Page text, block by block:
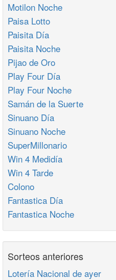
Motilon Noche
Paisa Lotto
Paisita Día
Paisita Noche
Pijao de Oro
Play Four Día
Play Four Noche
Samán de la Suerte
Sinuano Día
Sinuano Noche
SuperMillonario
Win 4 Medidía
Win 4 Tarde
Colono
Fantastica Día
Fantastica Noche
Sorteos anteriores
Lotería Nacional de ayer